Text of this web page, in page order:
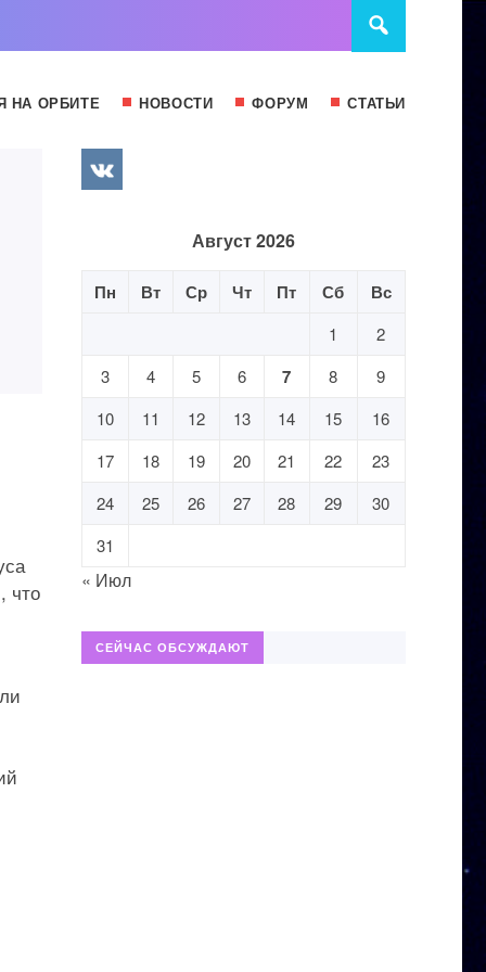
НА ОРБИТЕ НОВОСТИ ФОРУМ СТАТЬИ
что
Август 2026
Пн Вт Ср Чт Пт Сб Вс
1
2
3
4 5 6 7 8
9
10
11 12 13 14 15
16
17
18 19 20 21 22
23
24
25 26 27 28 29
30
31
« Июл
СЕЙЧАС ОБСУЖДАЮТ